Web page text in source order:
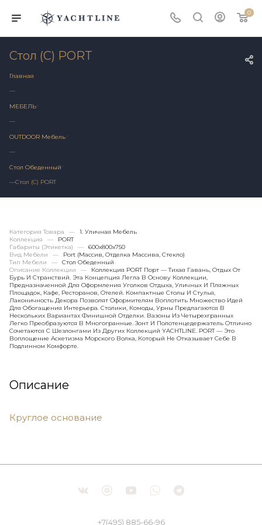
0
Стол (C) PORT
Главная
—
МЕБЕЛЬ
—
OUTDOOR Мебель
—
Стол Обеденный
—Стол (C) PORT
Категория Товара —
1. Уличная Мебель
Коллекция
—
PORT
Габариты (этикетка)
—
600х800x750
Вид Мебели
—
Port (массив, Отделка Массива, Стекло)
Тип Мебели
—
Стол Обеденный
Описание Коллекции
—
Коллекция PORT Порт — Тихая Гавань, Отдых От
Бурь И Странствий. Эта Концепция Легла В Основу Коллекции,
Предназначенной Для Оформления Уголков Отдыха, Уличных И Пляжных
Площадок, Кафе, Ресторанов, Отелей. Компактные Столы И Стулья,
Лаконичность Декора Позволят Оформителям Воплотить Множество Идей
Для Обогащения Интерьера. Столики, Комоды, Урны Предлагаются В
Нескольких Вариантах Финишной Отделки. Вазоны Из Четырехгранных
Легко Преобразуются В Многогранные. Зонт И Полотенцедержатель Отлично
Сочетаются С Шезлонгами Из Других Коллекций YACHTLINE. PORT — Это
Воплощение Аскетизма Морского Волка, Который Не Отказывает Себе В
Подлинном Комфорте.
Описание
Круглое основание
+7(495) 885-66-96